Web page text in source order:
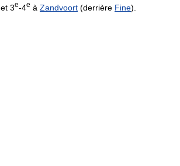
3e-4e à Zandvoort (derrière Fine).